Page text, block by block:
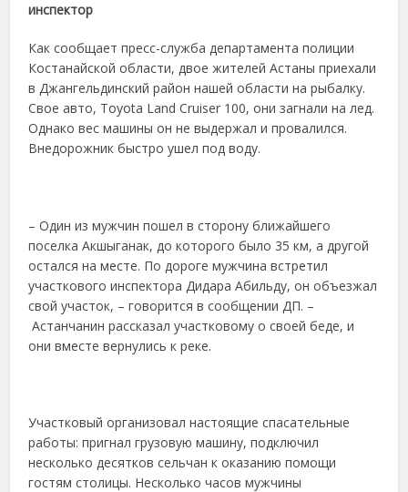
инспектор
Как сообщает пресс-служба департамента полиции
Костанайской области, двое жителей Астаны приехали
в Джангельдинский район нашей области на рыбалку.
Свое авто, Toyota Land Cruiser 100, они загнали на лед.
Однако вес машины он не выдержал и провалился.
Внедорожник быстро ушел под воду.
– Один из мужчин пошел в сторону ближайшего
поселка Акшыганак, до которого было 35 км, а другой
остался на месте. По дороге мужчина встретил
участкового инспектора Дидара Абильду, он объезжал
свой участок, – говорится в сообщении ДП. –
Астанчанин рассказал участковому о своей беде, и
они вместе вернулись к реке.
Участковый организовал настоящие спасательные
работы: пригнал грузовую машину, подключил
несколько десятков сельчан к оказанию помощи
гостям столицы. Несколько часов мужчины